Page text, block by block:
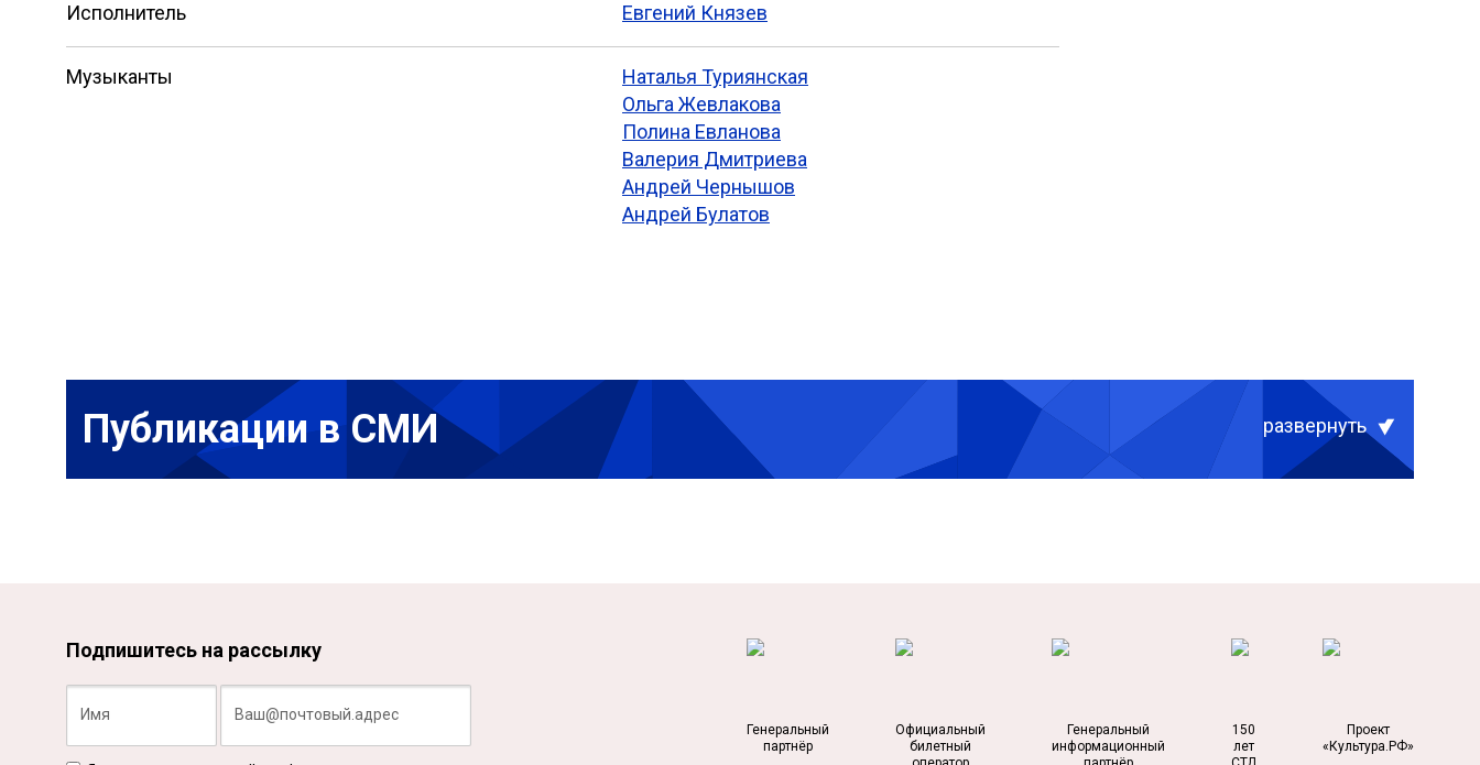
Исполнитель Евгений Князев
Музыканты
Наталья Туриянская
Ольга Жевлакова
Полина Евланова
Валерия Дмитриева
Андрей Чернышов
Андрей Булатов
Публикации в СМИ развернуть
Подпишитесь на рассылку
Генеральный
партнёр
Официальный
билетный
Генеральный
информационный
150
лет
Проект
«Культура.РФ»